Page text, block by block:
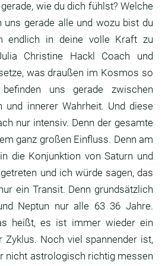
wie du dich fühlst? Welche
uns gerade alle und wozu bist du
endlich in deine volle Kraft zu
Christine Hackl Coach und
was draußen im Kosmos so
uns gerade zwischen
und innerer Wahrheit. Und diese
nur intensiv. Denn der gesamte
ganz großen Einfluss. Denn am
die Konjunktion von Saturn und
und ich würde sagen, das
ein Transit. Denn grundsätzlich
Neptun nur alle 63 36 Jahre.
heißt, es ist immer wieder ein
Zyklus. Noch viel spannender ist,
nicht astrologisch richtig messen